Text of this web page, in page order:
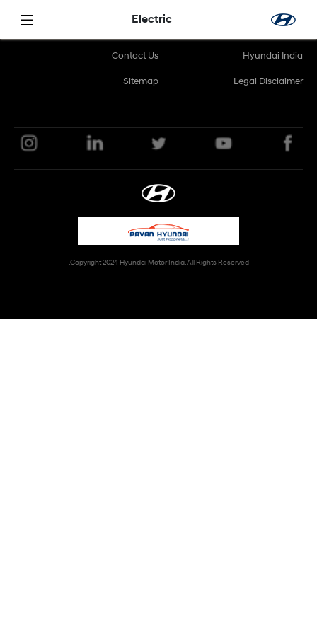
تخطي إلى المحتوى الرئيسي Electric
Hyundai India
Contact Us
Legal Disclaimer
Sitemap
Copyright 2024 Hyundai Motor India. All Rights Reserved.